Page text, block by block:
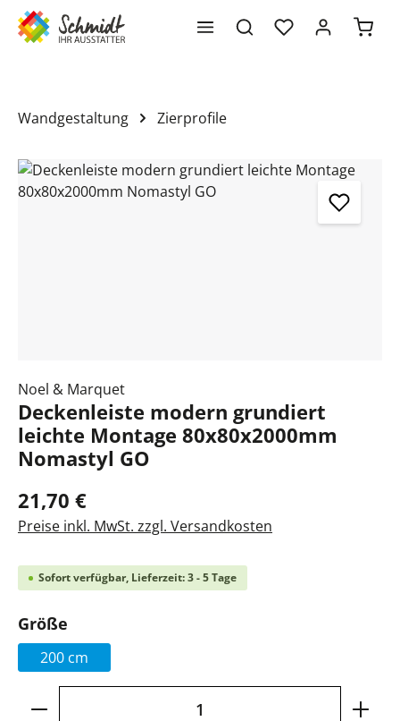
springen
Wandgestaltung Zierprofile
Bildergalerie überspringen
Noel & Marquet
Deckenleiste modern grundiert
leichte Montage 80x80x2000mm
Nomastyl GO
21,70 €
Preise inkl. MwSt. zzgl. Versandkosten
Sofort verfügbar, Lieferzeit: 3 - 5 Tage
Größe
200 cm
Produkt Anzahl: Gib den gewünschten